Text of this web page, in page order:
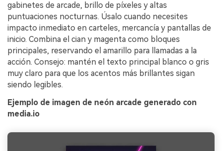
gabinetes de arcade, brillo de píxeles y altas
puntuaciones nocturnas. Úsalo cuando necesites
impacto inmediato en carteles, mercancía y pantallas de
inicio. Combina el cian y magenta como bloques
principales, reservando el amarillo para llamadas a la
acción. Consejo: mantén el texto principal blanco o gris
muy claro para que los acentos más brillantes sigan
siendo legibles.
Ejemplo de imagen de neón arcade generado con
media.io